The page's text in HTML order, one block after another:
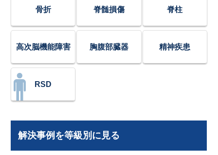
骨折 脊髄損傷 脊柱
高次脳機能障害 胸腹部臓器 精神疾患
RSD
解決事例を等級別に見る